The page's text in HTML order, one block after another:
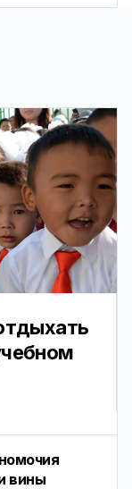
вины